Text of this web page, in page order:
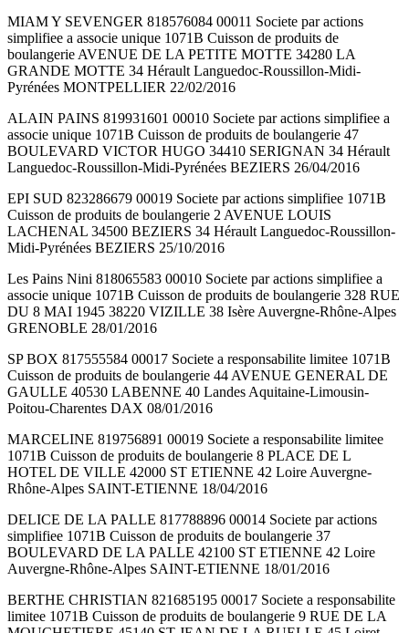
MIAM Y SEVENGER 818576084 00011 Societe par actions
simplifiee a associe unique 1071B Cuisson de produits de
boulangerie AVENUE DE LA PETITE MOTTE 34280 LA
GRANDE MOTTE 34 Hérault Languedoc-Roussillon-Midi-
Pyrénées MONTPELLIER 22/02/2016
ALAIN PAINS 819931601 00010 Societe par actions simplifiee a
associe unique 1071B Cuisson de produits de boulangerie 47
BOULEVARD VICTOR HUGO 34410 SERIGNAN 34 Hérault
Languedoc-Roussillon-Midi-Pyrénées BEZIERS 26/04/2016
EPI SUD 823286679 00019 Societe par actions simplifiee 1071B
Cuisson de produits de boulangerie 2 AVENUE LOUIS
LACHENAL 34500 BEZIERS 34 Hérault Languedoc-Roussillon-
Midi-Pyrénées BEZIERS 25/10/2016
Les Pains Nini 818065583 00010 Societe par actions simplifiee a
associe unique 1071B Cuisson de produits de boulangerie 328 RUE
DU 8 MAI 1945 38220 VIZILLE 38 Isère Auvergne-Rhône-Alpes
GRENOBLE 28/01/2016
SP BOX 817555584 00017 Societe a responsabilite limitee 1071B
Cuisson de produits de boulangerie 44 AVENUE GENERAL DE
GAULLE 40530 LABENNE 40 Landes Aquitaine-Limousin-
Poitou-Charentes DAX 08/01/2016
MARCELINE 819756891 00019 Societe a responsabilite limitee
1071B Cuisson de produits de boulangerie 8 PLACE DE L
HOTEL DE VILLE 42000 ST ETIENNE 42 Loire Auvergne-
Rhône-Alpes SAINT-ETIENNE 18/04/2016
DELICE DE LA PALLE 817788896 00014 Societe par actions
simplifiee 1071B Cuisson de produits de boulangerie 37
BOULEVARD DE LA PALLE 42100 ST ETIENNE 42 Loire
Auvergne-Rhône-Alpes SAINT-ETIENNE 18/01/2016
BERTHE CHRISTIAN 821685195 00017 Societe a responsabilite
limitee 1071B Cuisson de produits de boulangerie 9 RUE DE LA